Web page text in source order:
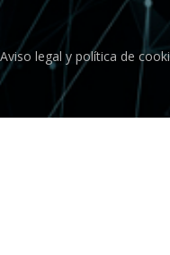
Aviso legal y política de